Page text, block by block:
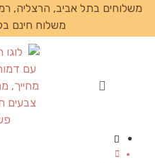
משלוחים בתל אביב, הרצליה,
משלוח חינם